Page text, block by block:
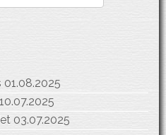
01.08.2025
10.07.2025
03.07.2025